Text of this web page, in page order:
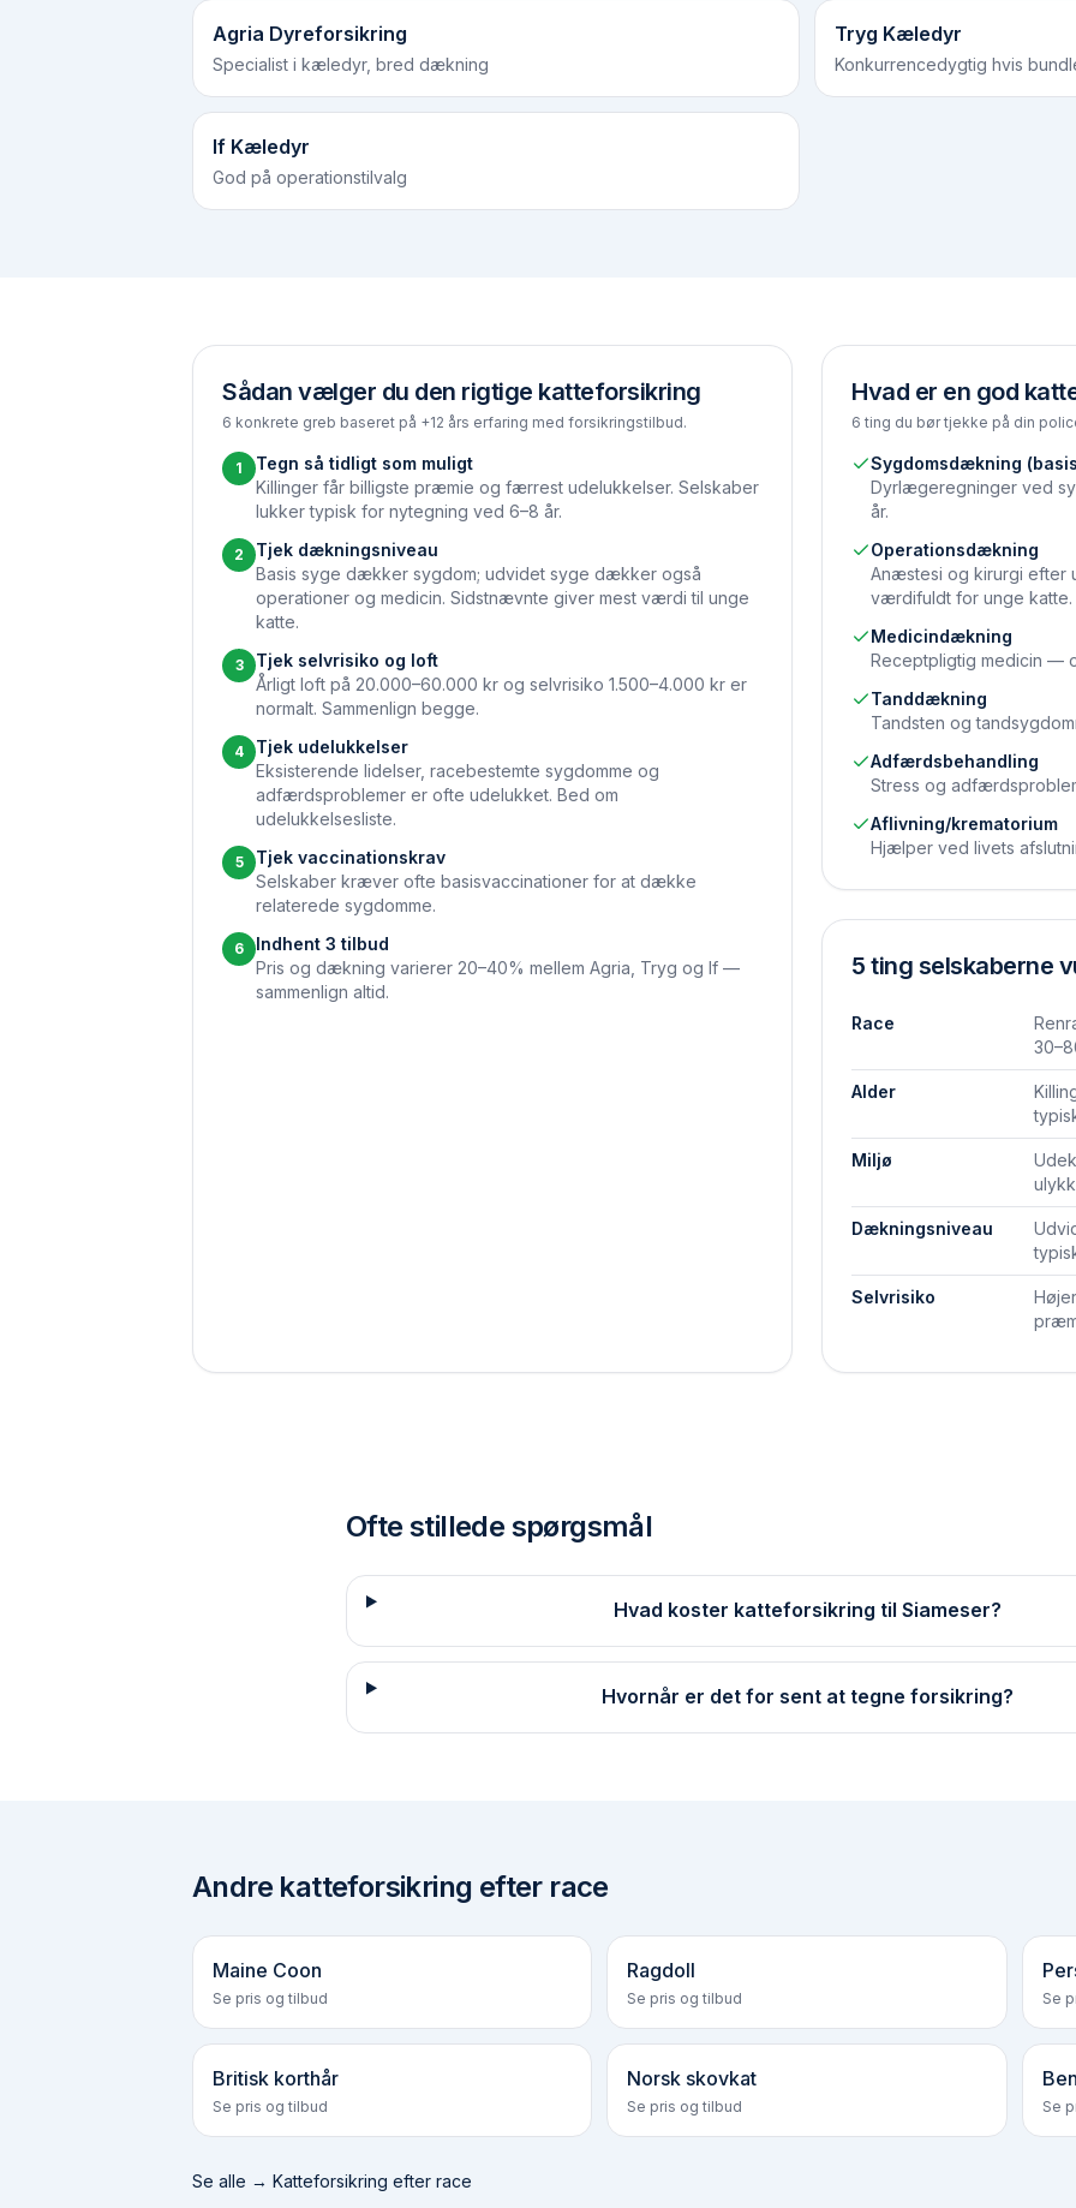
Agria Dyreforsikring
Specialist i kæledyr, bred dækning
Tryg Kæledyr
Konkurrencedygtig hvis
If Kæledyr
God på operationstilvalg
Sådan vælger du den rigtige katteforsikring
6 konkrete greb baseret på +12 års erfaring med forsikringstilbud.
1
Tegn så tidligt som muligt
Killinger får billigste præmie og færrest udelukkelser. Selskaber
lukker typisk for nytegning ved 6–8 år.
2
Tjek dækningsniveau
Basis syge dækker sygdom; udvidet syge dækker også
operationer og medicin. Sidstnævnte giver mest værdi til unge
katte.
3
Tjek selvrisiko og loft
Årligt loft på 20.000–60.000 kr og selvrisiko 1.500–4.000 kr er
normalt. Sammenlign begge.
4
Tjek udelukkelser
Eksisterende lidelser, race­bestemte sygdomme og
adfærdsproblemer er ofte udelukket. Bed om
udelukkelsesliste.
5
Tjek vaccinations­krav
Selskaber kræver ofte basis­vaccinationer for at dække
relaterede sygdomme.
6
Indhent 3 tilbud
Pris og dækning varierer 20–40% mellem Agria, Tryg og If —
sammenlign altid.
Hvad er en god
6 ting du bør tjekke på din
Sygdomsdækning
Dyrlæge­regninger ved
år.
Operations­dækning
Anæstesi og kirurgi
værdifuldt for unge katte.
Medicin­dækning
Receptpligtig medicin —
Tand­dækning
Tandsten og
Adfærds­behandling
Stress og
Aflivning/krematorium
Hjælper ved livets
5 ting selskaberne
Race
Alder
Miljø
Dækningsniveau
Selvrisiko
Ofte stillede spørgsmål
Hvad koster katteforsikring til Siameser?
Hvornår er det for sent at tegne forsikring?
Andre katteforsikring efter race
Maine Coon
Se pris og tilbud
Ragdoll
Se pris og tilbud Se
Britisk korthår
Se pris og tilbud
Norsk skovkat
Se pris og tilbud Se
Se alle → Katteforsikring efter race